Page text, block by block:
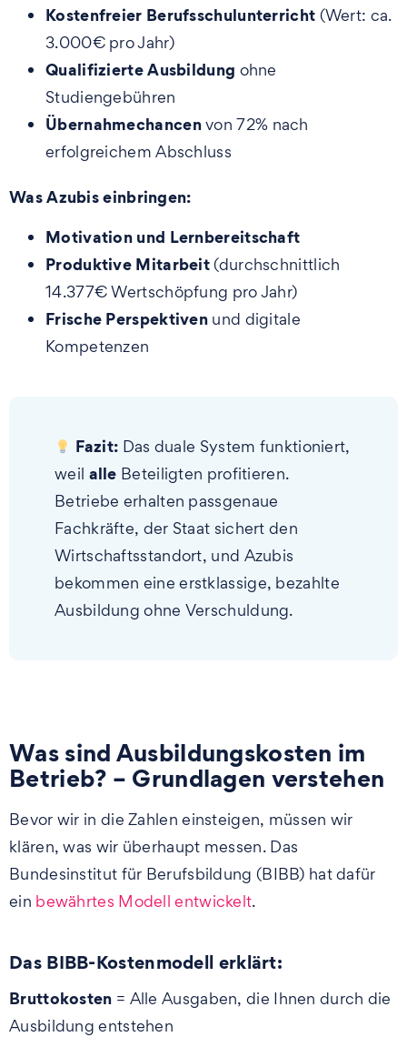
Kostenfreier Berufsschulunterricht (Wert: ca.
3.000€ pro Jahr)
Qualifizierte Ausbildung ohne
Studiengebühren
Übernahmechancenvon 72% nach
erfolgreichem Abschluss
Was Azubis einbringen:
Motivation und Lernbereitschaft
Produktive Mitarbeit(durchschnittlich
14.377€ Wertschöpfung pro Jahr)
Frische Perspektiven und digitale
Kompetenzen
Fazit: Das duale System funktioniert,
weil alle Beteiligten profitieren.
Betriebe erhalten passgenaue
Fachkräfte, der Staat sichert den
Wirtschaftsstandort, und Azubis
bekommen eine erstklassige, bezahlte
Ausbildung ohne Verschuldung.
Was sind Ausbildungskosten im
Betrieb? – Grundlagen verstehen
Bevor wir in die Zahlen einsteigen, müssen wir
klären, was wir überhaupt messen. Das
Bundesinstitut für Berufsbildung (BIBB) hat dafür
ein bewährtes Modell entwickelt.
Das BIBB-Kostenmodell erklärt:
Bruttokosten = Alle Ausgaben, die Ihnen durch die
Ausbildung entstehen